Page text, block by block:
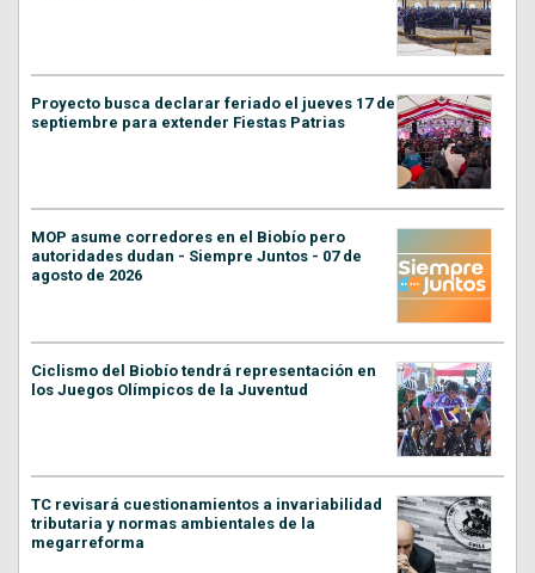
Proyecto busca declarar feriado el jueves 17 de
septiembre para extender Fiestas Patrias
MOP asume corredores en el Biobío pero
autoridades dudan - Siempre Juntos - 07 de
agosto de 2026
Ciclismo del Biobío tendrá representación en
los Juegos Olímpicos de la Juventud
TC revisará cuestionamientos a invariabilidad
tributaria y normas ambientales de la
megarreforma